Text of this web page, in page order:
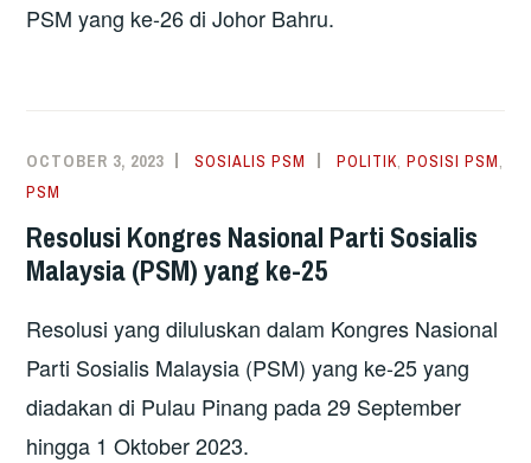
PSM yang ke-26 di Johor Bahru.
OCTOBER 3, 2023 SOSIALIS PSM POLITIK,POSISI PSM,
PSM
Resolusi Kongres Nasional Parti Sosialis
Malaysia (PSM) yang ke-25
Resolusi yang diluluskan dalam Kongres Nasional
Parti Sosialis Malaysia (PSM) yang ke-25 yang
diadakan di Pulau Pinang pada 29 September
hingga 1 Oktober 2023.